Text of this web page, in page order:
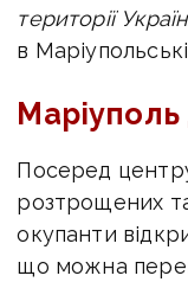
території
в
Посеред
розтрощених
окупанти
що можна